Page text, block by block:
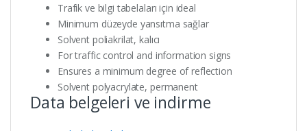
Trafik ve bilgi tabelaları için ideal
Minimum düzeyde yansıtma sağlar
Solvent poliakrilat, kalıcı
For traffic control and information signs
Ensures a minimum degree of reflection
Solvent polyacrylate, permanent
Data belgeleri ve indirme